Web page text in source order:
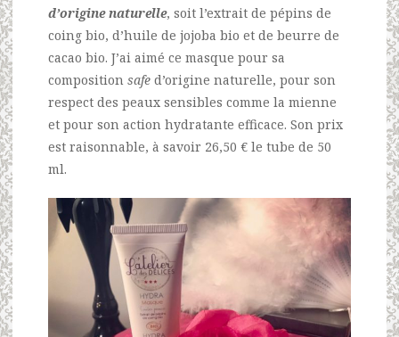
d’origine naturelle, soit l’extrait de pépins de
coing bio, d’huile de jojoba bio et de beurre de
cacao bio. J’ai aimé ce masque pour sa
composition safe d’origine naturelle, pour son
respect des peaux sensibles comme la mienne
et pour son action hydratante efficace. Son prix
est raisonnable, à savoir 26,50 € le tube de 50
ml.